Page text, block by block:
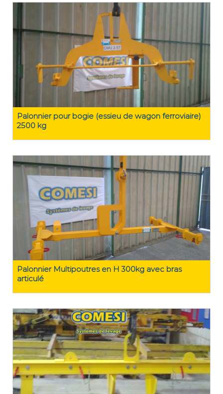
Palonnier pour bogie (essieu de wagon ferroviaire)
2500 kg
Palonnier Multipoutres en H 300kg avec bras
articulé